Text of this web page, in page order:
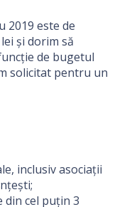
2019 este de
și dorim să
de bugetul
solicitat pentru un
inclusiv asociații
cel puțin 3